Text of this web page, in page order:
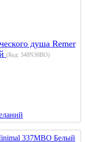
душа Remer
(Код: 348N30BO)